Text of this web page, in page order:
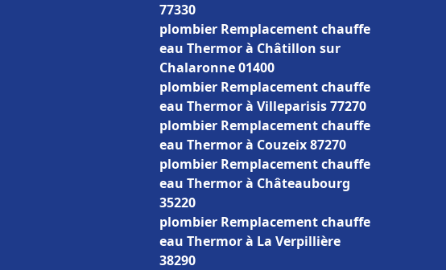
77330
plombier Remplacement chauffe
eau Thermor à Châtillon sur
Chalaronne 01400
plombier Remplacement chauffe
eau Thermor à Villeparisis 77270
plombier Remplacement chauffe
eau Thermor à Couzeix 87270
plombier Remplacement chauffe
eau Thermor à Châteaubourg
35220
plombier Remplacement chauffe
eau Thermor à La Verpillière
38290